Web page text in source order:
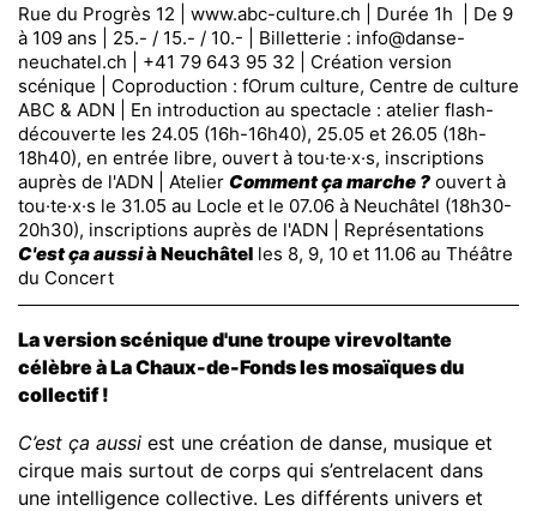
Rue du Progrès 12 | www.abc-culture.ch | Durée 1h | De 9
à 109 ans | 25.- / 15.- / 10.- | Billetterie : info@danse-
neuchatel.ch |
+41 79 643 95 32 | Création version
scénique | Coproduction : fOrum culture, Centre de culture
ABC & ADN | En introduction au spectacle : atelier flash-
découverte les 24.05 (16h-16h40), 25.05 et 26.05 (18h-
18h40), en entrée libre, ouvert à tou·te·x·s, inscriptions
auprès de l'ADN | Atelier Comment ça marche ? ouvert à
tou·te·x·s le 31.05 au Locle et le 07.06 à Neuchâtel (18h30-
20h30), inscriptions auprès de l'ADN | Représentations
C'est ça aussià Neuchâtel les 8, 9, 10 et 11.06 au Théâtre
du Concert
La version scénique d'une troupe virevoltante
célèbre à La Chaux-de-Fonds les mosaïques du
collectif !
C’est ça aussi est une création de danse, musique et
cirque mais surtout de corps qui s’entrelacent dans
une intelligence collective. Les différents univers et